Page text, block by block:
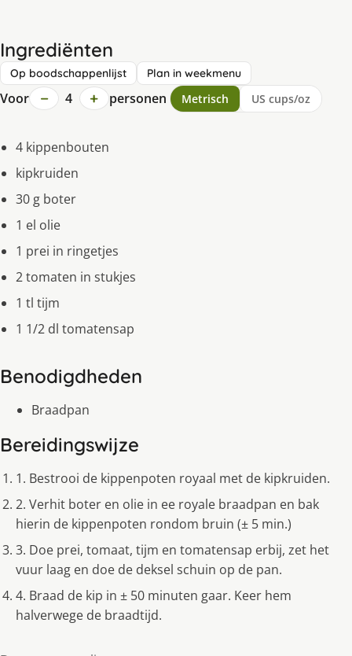
Ingrediënten
Op boodschappenlijst Plan in weekmenu
Voor − 4 + personen Metrisch US cups/oz
4 kippenbouten
kipkruiden
30 g boter
1 el olie
1 prei in ringetjes
2 tomaten in stukjes
1 tl tijm
1 1/2 dl tomatensap
Benodigdheden
Braadpan
Bereidingswijze
1. Bestrooi de kippenpoten royaal met de kipkruiden.
2. Verhit boter en olie in ee royale braadpan en bak
hierin de kippenpoten rondom bruin (± 5 min.)
3. Doe prei, tomaat, tijm en tomatensap erbij, zet het
vuur laag en doe de deksel schuin op de pan.
4. Braad de kip in ± 50 minuten gaar. Keer hem
halverwege de braadtijd.